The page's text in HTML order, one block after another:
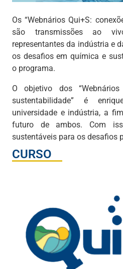
Os “Webnários Qui+S:
são transmissões ao
representantes da indústria e
os desafios em química e
o programa.
O objetivo dos
sustentabilidade” é
universidade e indústria, a
futuro de ambos. Com
sustentáveis para os desafios
CURSO